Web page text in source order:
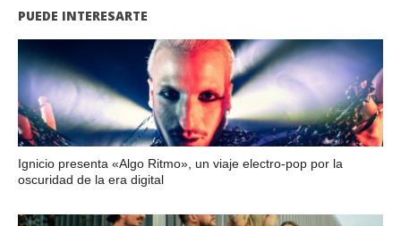
PUEDE INTERESARTE
Ignicio presenta «Algo Ritmo», un viaje electro-pop por la
oscuridad de la era digital